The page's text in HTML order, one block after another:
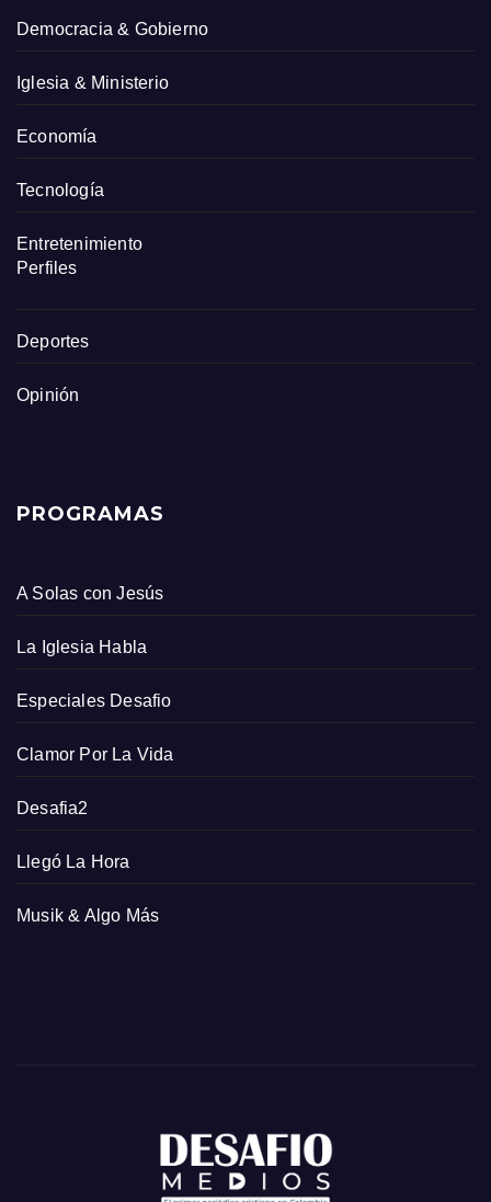
Democracia & Gobierno
Iglesia & Ministerio
Economía
Tecnología
Entretenimiento
Perfiles
Deportes
Opinión
PROGRAMAS
A Solas con Jesús
La Iglesia Habla
Especiales Desafio
Clamor Por La Vida
Desafia2
Llegó La Hora
Musik & Algo Más